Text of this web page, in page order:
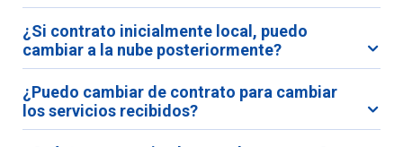
¿Si contrato inicialmente local, puedo
cambiar a la nube posteriormente?
¿Puedo cambiar de contrato para cambiar
los servicios recibidos?